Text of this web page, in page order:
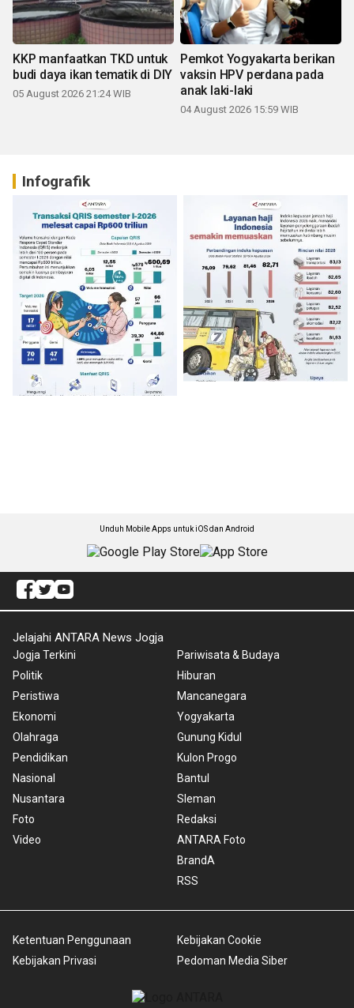
KKP manfaatkan TKD untuk
budi daya ikan tematik di DIY
05 August 2026 21:24 WIB
Pemkot Yogyakarta berikan
vaksin HPV perdana pada
anak laki-laki
04 August 2026 15:59 WIB
Infografik
Unduh Mobile Apps untuk iOS dan Android
Jelajahi ANTARA News Jogja
Jogja Terkini
Politik
Peristiwa
Ekonomi
Olahraga
Pendidikan
Nasional
Nusantara
Foto
Video
Pariwisata & Budaya
Hiburan
Mancanegara
Yogyakarta
Gunung Kidul
Kulon Progo
Bantul
Sleman
Redaksi
ANTARA Foto
BrandA
RSS
Ketentuan Penggunaan
Kebijakan Privasi
Kebijakan Cookie
Pedoman Media Siber